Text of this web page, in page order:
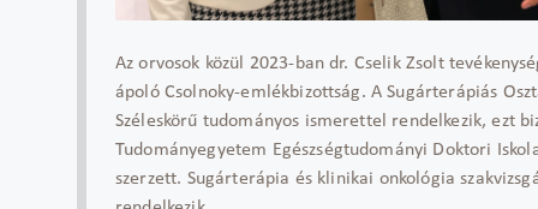
Az orvosok közül 2023-ban dr. Cselik Zsolt
ápoló Csolnoky-emlékbizottság. A Sugárterápiás
Széleskörű tudományos ismerettel rendelkezik, ezt
Tudományegyetem Egészségtudományi Doktori
szerzett. Sugárterápia és klinikai onkológia